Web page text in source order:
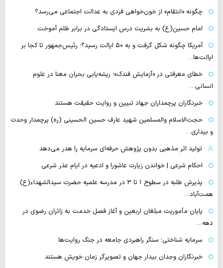
چگونه «انتقام» از خون‌خواهی فردی به عدالت اجتماعی می‌رسد؟
امام حسین(ع) به بشریت درس ایستادگی در برابر ظلم آموخت
آمریکا چگونه شکل گرفت و به ۵۰ ایالت رسید؟؛ رئیس‌جمهور تا کجا بر
ایالت‌ها…
خطای معرفتی در «آزمایش فندک»؛ ریشه‌یابی بحران معنا در علوم
انسانی…
خبرنگاران پرچمداران جهاد تبیین و روایت حقیقت هستند
حجت‌الاسلام والمسلمین شهید عارف حسین الحسینی (ره) پرچمدار وحدت
و بیداری…
تولید اثر مذهبی بدون پژوهش حرفه‌ای سرمایه را هدر می‌دهد
احکام شرعی | خواندن زیارت عاشورا و ادعیه در ایام عذر شرعی
پذیرش طلبه در سطوح ۱ تا ۳ در مدرسه علمیه حضرت سیدالشهداء(ع)
همت‌آباد…
پایان مأموریت مبلغان اربعین و آغاز فصل خدمت به زائران رضوی در
دهه…
سرمایه شناختی؛ سنگر راهبردی جامعه در جنگ روایت‌ها
خبرنگاران وجدان بیدار جهان و تصویرگر زمان خویش هستند